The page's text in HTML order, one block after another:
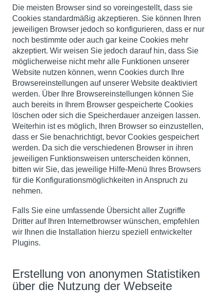
Die meisten Browser sind so voreingestellt, dass sie
Cookies standardmäßig akzeptieren. Sie können Ihren
jeweiligen Browser jedoch so konfigurieren, dass er nur
noch bestimmte oder auch gar keine Cookies mehr
akzeptiert. Wir weisen Sie jedoch darauf hin, dass Sie
möglicherweise nicht mehr alle Funktionen unserer
Website nutzen können, wenn Cookies durch Ihre
Browsereinstellungen auf unserer Website deaktiviert
werden. Über Ihre Browsereinstellungen können Sie
auch bereits in Ihrem Browser gespeicherte Cookies
löschen oder sich die Speicherdauer anzeigen lassen.
Weiterhin ist es möglich, Ihren Browser so einzustellen,
dass er Sie benachrichtigt, bevor Cookies gespeichert
werden. Da sich die verschiedenen Browser in ihren
jeweiligen Funktionsweisen unterscheiden können,
bitten wir Sie, das jeweilige Hilfe-Menü Ihres Browsers
für die Konfigurationsmöglichkeiten in Anspruch zu
nehmen.
Falls Sie eine umfassende Übersicht aller Zugriffe
Dritter auf Ihren Internetbrowser wünschen, empfehlen
wir Ihnen die Installation hierzu speziell entwickelter
Plugins.
Erstellung von anonymen Statistiken
über die Nutzung der Webseite